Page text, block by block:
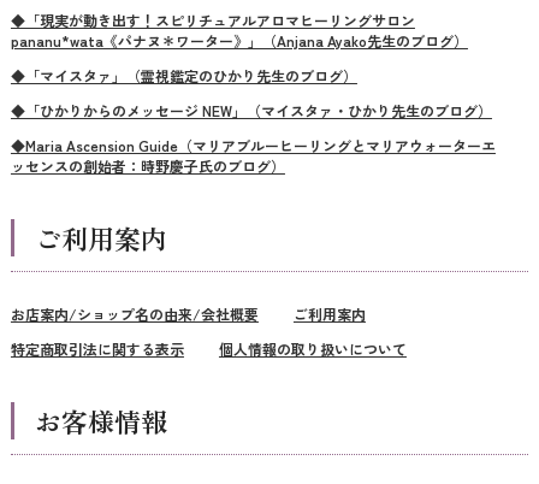
◆「現実が動き出す！スピリチュアルアロマヒーリングサロン
pananu*wata《パナヌ＊ワーター》」（Anjana Ayako先生のブログ）
◆「マイスタァ」（霊視鑑定のひかり先生のブログ）
◆「ひかりからのメッセージ NEW」（マイスタァ・ひかり先生のブログ）
◆Maria Ascension Guide（マリアブルーヒーリングとマリアウォーターエ
ッセンスの創始者：時野慶子氏のブログ）
ご利用案内
お店案内/ショップ名の由来/会社概要
ご利用案内
特定商取引法に関する表示
個人情報の取り扱いについて
お客様情報